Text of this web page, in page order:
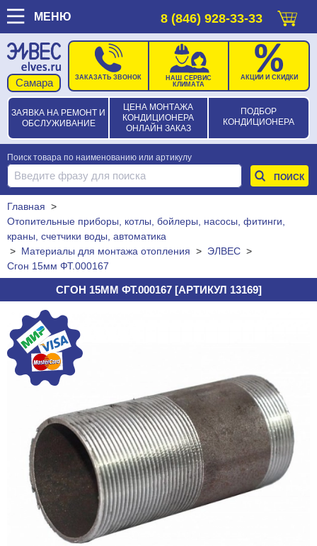
МЕНЮ 8 (846) 928-33-33
ЗАЯВКА НА РЕМОНТ И
ОБСЛУЖИВАНИЕ
ЦЕНА МОНТАЖА
КОНДИЦИОНЕРА
ОНЛАЙН ЗАКАЗ
ПОДБОР
КОНДИЦИОНЕРА
ЗАКАЗАТЬ ЗВОНОК
НАШ СЕРВИС
КЛИМАТА
АКЦИИ И СКИДКИ
Поиск товара по наименованию или артикулу
Главная >
Отопительные приборы, котлы, бойлеры, насосы, фитинги,
краны, счетчики воды, автоматика
> Материалы для монтажа отопления > ЭЛВЕС >
Сгон 15мм ФТ.000167
СГОН 15ММ ФТ.000167 [АРТИКУЛ 13169]